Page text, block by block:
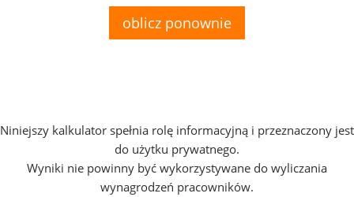
oblicz ponownie
Niniejszy kalkulator spełnia rolę informacyjną i przeznaczony jest
do użytku prywatnego.
Wyniki nie powinny być wykorzystywane do wyliczania
wynagrodzeń pracowników.